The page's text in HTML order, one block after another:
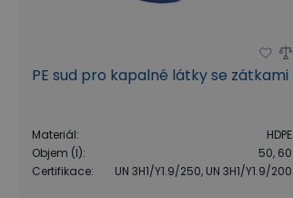
PE sud pro kapalné látky se zátkami
Materiál:
HDPE
Objem (l):
50, 60
Certifikace: UN 3H1/Y1.9/250, UN 3H1/Y1.9/200